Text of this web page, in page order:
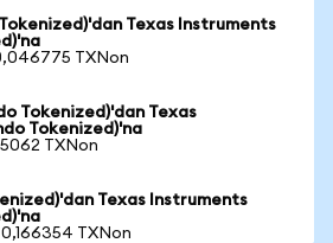
Texas Instruments
TXNon
Tokenized)'dan Texas
Tokenized)'na
TXNon
Texas Instruments
TXNon